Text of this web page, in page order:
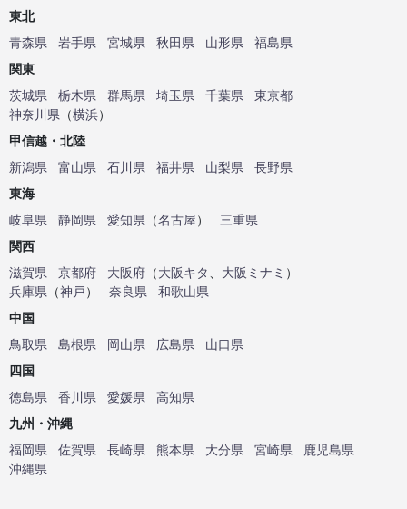
東北
青森県
岩手県 宮城県 秋田県 山形県
福島県
関東
茨城県
栃木県 群馬県 埼玉県 千葉県
東京都
神奈川県 （横浜）
甲信越・北陸
新潟県
富山県 石川県 福井県 山梨県
長野県
東海
岐阜県
静岡県 愛知県 （名古屋）
三重県
関西
滋賀県
京都府 大阪府 （大阪キタ 大阪ミナミ ）
兵庫県 （神戸） 奈良県
和歌山県
中国
鳥取県
島根県 岡山県 広島県
山口県
四国
徳島県
香川県 愛媛県
高知県
九州・沖縄
福岡県
佐賀県 長崎県 熊本県 大分県 宮崎県
鹿児島県
沖縄県